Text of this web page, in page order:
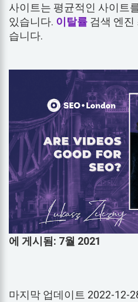
사이트는 평균적인 사이트
있습니다. 이탈률 검색 엔진
습니다.
에 게시됨: 7월 2021
마지막 업데이트 2022-12-